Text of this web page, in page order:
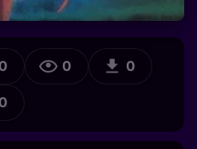
0 0 0
0